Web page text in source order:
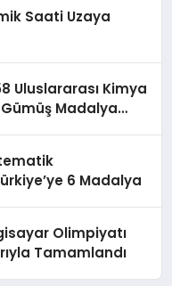
Saati Uzaya
Uluslararası Kimya
Madalya
6 Madalya
Olimpiyatı
Tamamlandı